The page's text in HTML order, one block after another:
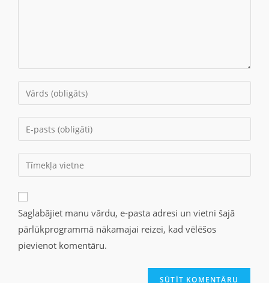
Saglabājiet manu vārdu, e-pasta adresi un vietni šajā
pārlūkprogrammā nākamajai reizei, kad vēlēšos
pievienot komentāru.